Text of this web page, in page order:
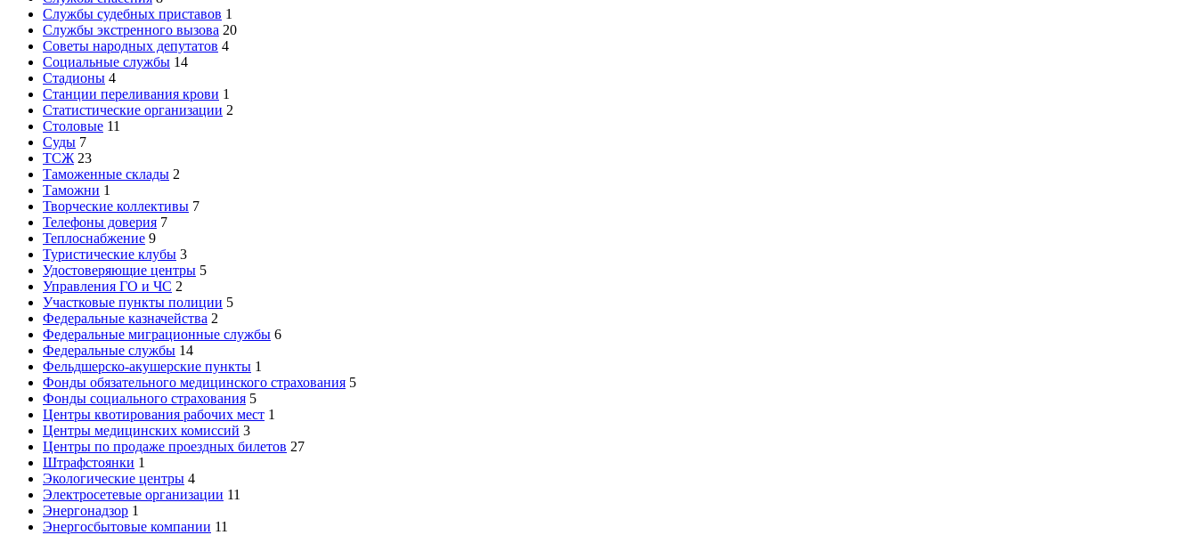
Службы судебных приставов 1
Службы экстренного вызова 20
Советы народных депутатов 4
Социальные службы 14
Стадионы 4
Станции переливания крови 1
Статистические организации 2
Столовые 11
Суды 7
ТСЖ 23
Таможенные склады 2
Таможни 1
Творческие коллективы 7
Телефоны доверия 7
Теплоснабжение 9
Туристические клубы 3
Удостоверяющие центры 5
Управления ГО и ЧС 2
Участковые пункты полиции 5
Федеральные казначейства 2
Федеральные миграционные службы 6
Федеральные службы 14
Фельдшерско-акушерские пункты 1
Фонды обязательного медицинского страхования 5
Фонды социального страхования 5
Центры квотирования рабочих мест 1
Центры медицинских комиссий 3
Центры по продаже проездных билетов 27
Штрафстоянки 1
Экологические центры 4
Электросетевые организации 11
Энергонадзор 1
Энергосбытовые компании 11